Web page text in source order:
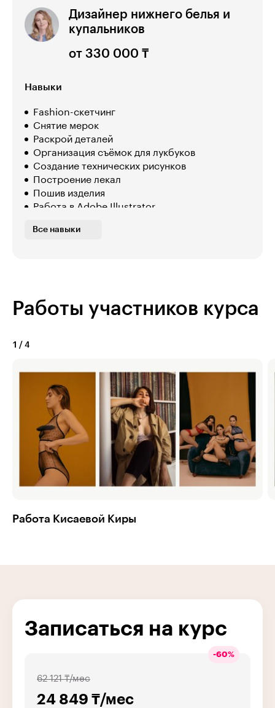
Дизайнер нижнего белья и
купальников
от 330 000 ₸
Навыки
Fashion-скетчинг
Снятие мерок
Раскрой деталей
Организация съёмок для лукбуков
Создание технических рисунков
Построение лекал
Пошив изделия
Работа в Adobe Illustrator
белья
Все навыки
Работы участников курса
1 / 4
Работа Кисаевой Киры
Записаться на курс
-60%
24 849 ₸/мес
62 121 ₸/мес